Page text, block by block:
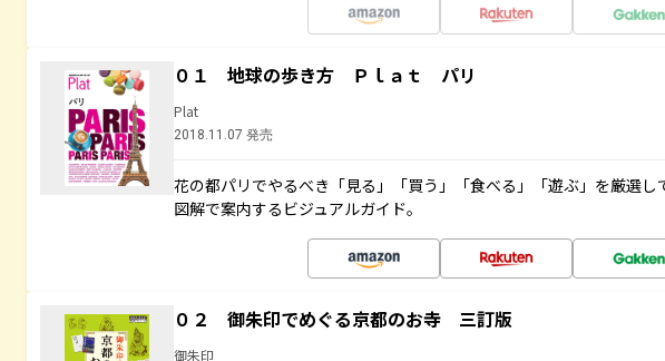
０１ 地球の歩き方 Ｐｌａｔ パリ
Plat
2018.11.07 発売
花の都パリでやるべき「見る」「買う」「食べる」「遊ぶ」を厳選し
図解で案内するビジュアルガイド。
０２ 御朱印でめぐる京都のお寺 三訂版
御朱印